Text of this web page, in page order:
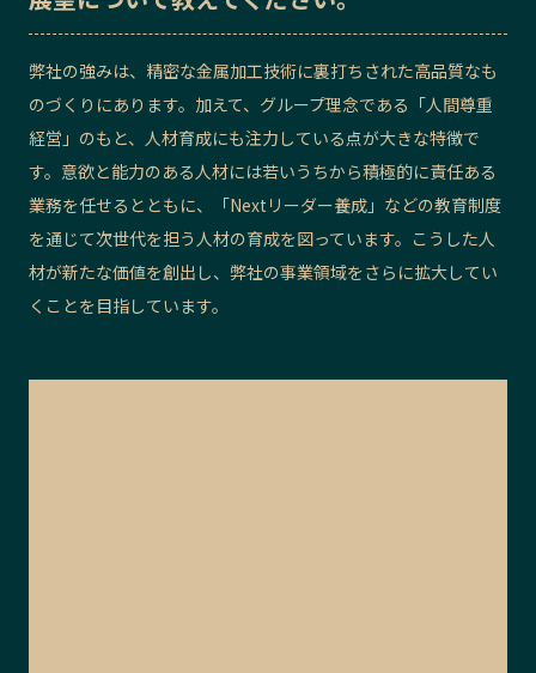
弊社の強みは、精密な金属加工技術に裏打ちされた高品質なも
のづくりにあります。加えて、グループ理念である「人間尊重
経営」のもと、人材育成にも注力している点が大きな特徴で
す。意欲と能力のある人材には若いうちから積極的に責任ある
業務を任せるとともに、「Nextリーダー養成」などの教育制度
を通じて次世代を担う人材の育成を図っています。こうした人
材が新たな価値を創出し、弊社の事業領域をさらに拡大してい
くことを目指しています。